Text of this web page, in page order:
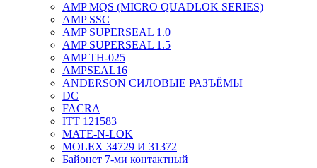
AMP MQS (MICRO QUADLOK SERIES)
AMP SSC
AMP SUPERSEAL 1.0
AMP SUPERSEAL 1.5
AMP ТН-025
AMPSEAL16
ANDERSON СИЛОВЫЕ РАЗЪЁМЫ
DC
FACRA
ITT 121583
MATE-N-LOK
MOLEX 34729 И 31372
Байонет 7-ми контактный